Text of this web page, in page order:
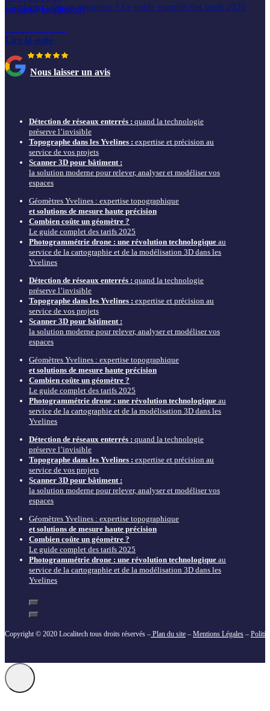
Combien coûte un géomètre ? Le guide complet des tarifs 2025
Lire la suite
contact@localitech.fr
du lundi au vendredi
de 9h00 à 12h00 et de 13h30 à 17h30
Nous laisser un avis
Détection de réseaux enterrés : quand la technologie
préserve l’invisible
Topographe dans les Yvelines : expertise et précision au
service de vos projets
Scanner 3D pour bâtiment :
la solution moderne pour relever, analyser et modéliser vos
espaces
Géomètres Yvelines : expertise topographique
et solutions de mesure haute précision
Combien coûte un géomètre ?
Le guide complet des tarifs 2025
Photogrammétrie drone : une révolution technologique au
service de la cartographie et de la modélisation 3D dans les
Yvelines
Détection de réseaux enterrés : quand la technologie
préserve l’invisible
Topographe dans les Yvelines : expertise et précision au
service de vos projets
Scanner 3D pour bâtiment :
la solution moderne pour relever, analyser et modéliser vos
espaces
Géomètres Yvelines : expertise topographique
et solutions de mesure haute précision
Combien coûte un géomètre ?
Le guide complet des tarifs 2025
Photogrammétrie drone : une révolution technologique au
service de la cartographie et de la modélisation 3D dans les
Yvelines
Détection de réseaux enterrés : quand la technologie
préserve l’invisible
Topographe dans les Yvelines : expertise et précision au
service de vos projets
Scanner 3D pour bâtiment :
la solution moderne pour relever, analyser et modéliser vos
espaces
Géomètres Yvelines : expertise topographique
et solutions de mesure haute précision
Combien coûte un géomètre ?
Le guide complet des tarifs 2025
Photogrammétrie drone : une révolution technologique au
service de la cartographie et de la modélisation 3D dans les
Yvelines
Copyright © 2020 Localitech tous droits réservés – Plan du site – Mentions Légales –